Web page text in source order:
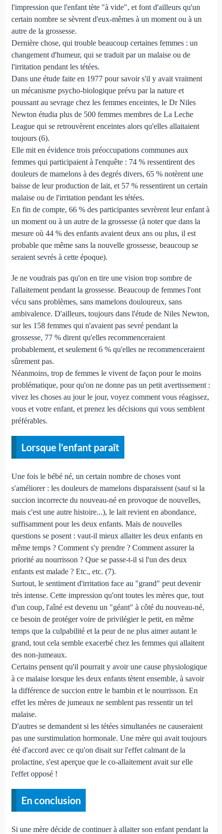
l'impression que l'enfant tète "à vide", et font d'ailleurs qu'un
certain nombre se sèvrent d'eux-mêmes à un moment ou à un
autre de la grossesse.
Dernière chose, qui trouble beaucoup certaines femmes : un
changement d'humeur, qui se traduit par un malaise ou de
l'irritation pendant les tétées.
Dans une étude faite en 1977 pour savoir s'il y avait vraiment
un mécanisme psycho-biologique prévu par la nature et
poussant au sevrage chez les femmes enceintes, le Dr Niles
Newton étudia plus de 500 femmes membres de La Leche
League qui se retrouvèrent enceintes alors qu'elles allaitaient
toujours (6).
Elle mit en évidence trois préoccupations communes aux
femmes qui participaient à l'enquête : 74 % ressentirent des
douleurs de mamelons à des degrés divers, 65 % notèrent une
baisse de leur production de lait, et 57 % ressentirent un certain
malaise ou de l'irritation pendant les tétées.
En fin de compte, 66 % des participantes sevrèrent leur enfant à
un moment ou à un autre de la grossesse (à noter que dans la
mesure où 44 % des enfants avaient deux ans ou plus, il est
probable que même sans la nouvelle grossesse, beaucoup se
seraient sevrés à cette époque).
Je ne voudrais pas qu'on en tire une vision trop sombre de
l'allaitement pendant la grossesse. Beaucoup de femmes l'ont
vécu sans problèmes, sans mamelons douloureux, sans
ambivalence. D'ailleurs, toujours dans l'étude de Niles Newton,
sur les 158 femmes qui n'avaient pas sevré pendant la
grossesse, 77 % dirent qu'elles recommenceraient
probablement, et seulement 6 % qu'elles ne recommenceraient
sûrement pas.
Néanmoins, trop de femmes le vivent de façon pour le moins
problématique, pour qu'on ne donne pas un petit avertissement :
vivez les choses au jour le jour, voyez comment vous réagissez,
vous et votre enfant, et prenez les décisions qui vous semblent
préférables.
Lorsque l'enfant paraît
Une fois le bébé né, un certain nombre de choses vont
s'améliorer : les douleurs de mamelons disparaissent (sauf si la
succion incorrecte du nouveau-né en provoque de nouvelles,
mais c'est une autre histoire...), le lait revient en abondance,
suffisamment pour les deux enfants. Mais de nouvelles
questions se posent : vaut-il mieux allaiter les deux enfants en
même temps ? Comment s'y prendre ? Comment assurer la
priorité au nourrisson ? Que se passe-t-il si l'un des deux
enfants est malade ? Etc., etc. (7).
Surtout, le sentiment d'irritation face au "grand" peut devenir
très intense. Cette impression qu'ont toutes les mères que, tout
d'un coup, l'aîné est devenu un "géant" à côté du nouveau-né,
ce besoin de protéger voire de privilégier le petit, en même
temps que la culpabilité et la peur de ne plus aimer autant le
grand, tout cela semble exacerbé chez les femmes qui allaitent
des non-jumeaux.
Certains pensent qu'il pourrait y avoir une cause physiologique
à ce malaise lorsque les deux enfants tètent ensemble, à savoir
la différence de succion entre le bambin et le nourrisson. En
effet les mères de jumeaux ne semblent pas ressentir un tel
malaise.
D'autres se demandent si les tétées simultanées ne causeraient
pas une surstimulation hormonale. Une mère qui avait toujours
été d'accord avec ce qu'on disait sur l'effet calmant de la
prolactine, s'est aperçue que le co-allaitement avait sur elle
l'effet opposé !
En conclusion
Si une mère décide de continuer à allaiter son enfant pendant la